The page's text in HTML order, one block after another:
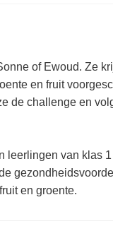
of Ewoud. Ze
en fruit
de challenge en
leerlingen van klas
en groente.